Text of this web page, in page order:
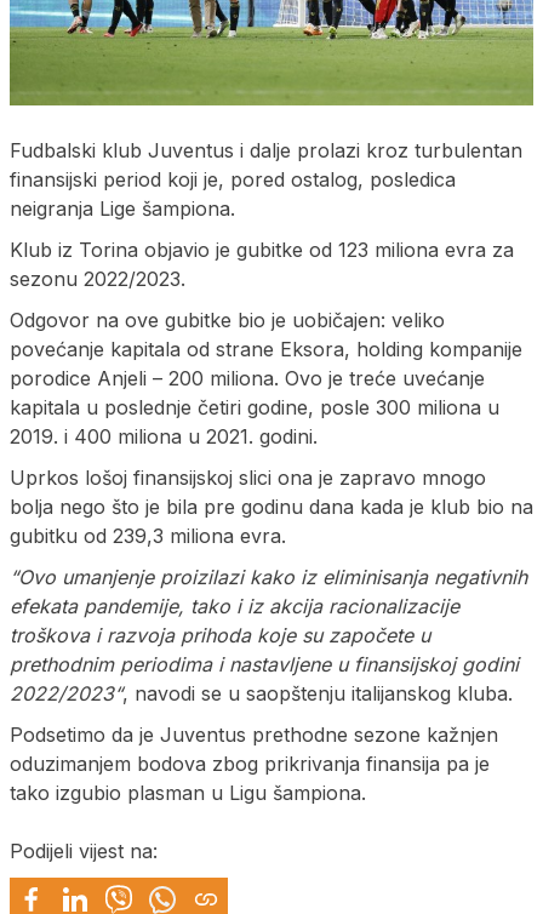
Fudbalski klub Juventus i dalje prolazi kroz turbulentan
finansijski period koji je, pored ostalog, posledica
neigranja Lige šampiona.
Klub iz Torina objavio je gubitke od 123 miliona evra za
sezonu 2022/2023.
Odgovor na ove gubitke bio je uobičajen: veliko
povećanje kapitala od strane Eksora, holding kompanije
porodice Anjeli – 200 miliona. Ovo je treće uvećanje
kapitala u poslednje četiri godine, posle 300 miliona u
2019. i 400 miliona u 2021. godini.
Uprkos lošoj finansijskoj slici ona je zapravo mnogo
bolja nego što je bila pre godinu dana kada je klub bio na
gubitku od 239,3 miliona evra.
“Ovo umanjenje proizilazi kako iz eliminisanja negativnih
efekata pandemije, tako i iz akcija racionalizacije
troškova i razvoja prihoda koje su započete u
prethodnim periodima i nastavljene u finansijskoj godini
2022/2023“, navodi se u saopštenju italijanskog kluba.
Podsetimo da je Juventus prethodne sezone kažnjen
oduzimanjem bodova zbog prikrivanja finansija pa je
tako izgubio plasman u Ligu šampiona.
Podijeli vijest na: